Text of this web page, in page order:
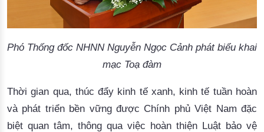
Phó Thống đốc NHNN Nguyễn Ngọc Cảnh phát biểu khai
mạc Toạ đàm
Thời gian qua, thúc đẩy kinh tế xanh, kinh tế tuần hoàn
và phát triển bền vững được Chính phủ Việt Nam đặc
biệt quan tâm, thông qua việc hoàn thiện Luật bảo vệ